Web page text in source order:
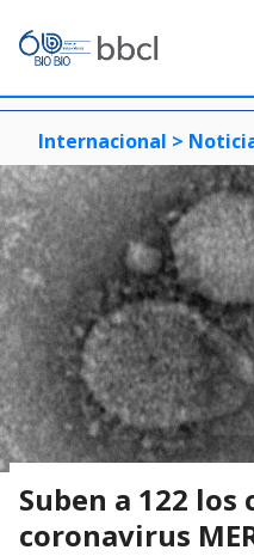
Internacional >
Suben a 122
coronavirus